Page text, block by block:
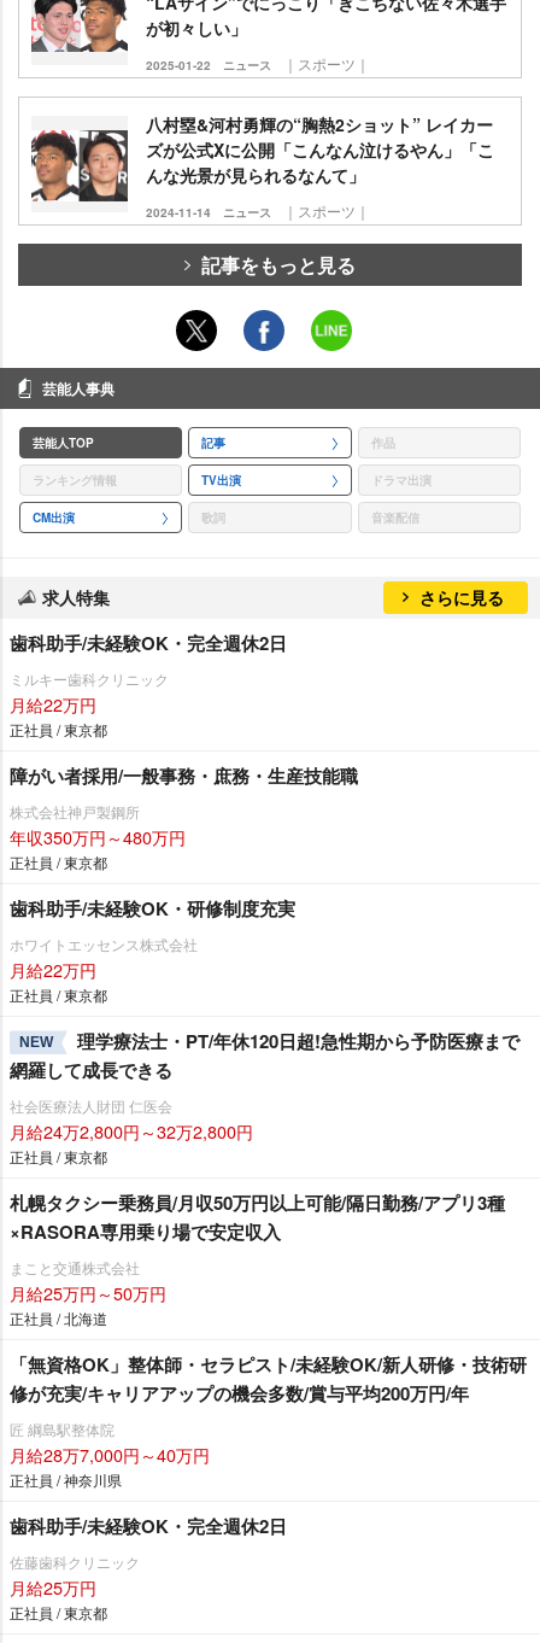
が初々しい」
2025-01-22 ニュース ｜スポーツ｜
八村塁&河村勇輝の“胸熱2ショット” レイカー
ズが公式Xに公開「こんなん泣けるやん」「こ
んな光景が見られるなんて」
2024-11-14 ニュース ｜スポーツ｜
記事をもっと見る
芸能人事典
芸能人TOP 記事 作品
ランキング情報 TV出演 ドラマ出演
CM出演 歌詞 音楽配信
求人特集 さらに見る
歯科助手/未経験OK・完全週休2日
ミルキー歯科クリニック
月給22万円
正社員 / 東京都
障がい者採用/一般事務・庶務・生産技能職
株式会社神戸製鋼所
年収350万円～480万円
正社員 / 東京都
歯科助手/未経験OK・研修制度充実
ホワイトエッセンス株式会社
月給22万円
正社員 / 東京都
NEW
理学療法士・PT/年休120日超!急性期から予防医療まで
網羅して成長できる
社会医療法人財団 仁医会
月給24万2,800円～32万2,800円
正社員 / 東京都
札幌タクシー乗務員/月収50万円以上可能/隔日勤務/アプリ3種
×RASORA専用乗り場で安定収入
まこと交通株式会社
月給25万円～50万円
正社員 / 北海道
「無資格OK」整体師・セラピスト/未経験OK/新人研修・技術研
修が充実/キャリアアップの機会多数/賞与平均200万円/年
匠 綱島駅整体院
月給28万7,000円～40万円
正社員 / 神奈川県
歯科助手/未経験OK・完全週休2日
佐藤歯科クリニック
月給25万円
正社員 / 東京都